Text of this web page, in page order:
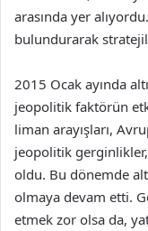
arasında yer
bulundurarak
2015 Ocak ayında
jeopolitik faktörün
liman arayışları,
jeopolitik gerginlikler,
oldu. Bu dönemde
olmaya devam etti.
etmek zor olsa da,